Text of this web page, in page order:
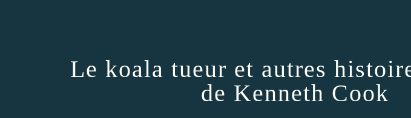
Le koala tueur et autres
de Kenneth Cook